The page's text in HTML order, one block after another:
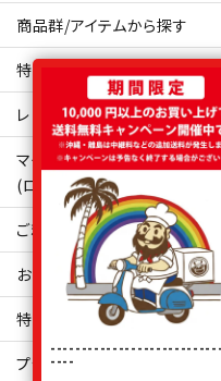
商品群/アイテムから探す
特集ページを見てみる
レビュー・口コミ 一覧ページ
マイアカウント
(ログイン/新規会員登録)
ご利用ガイド
お問い合わせ
特定商取引 法表示
プライバシーポリシー
----